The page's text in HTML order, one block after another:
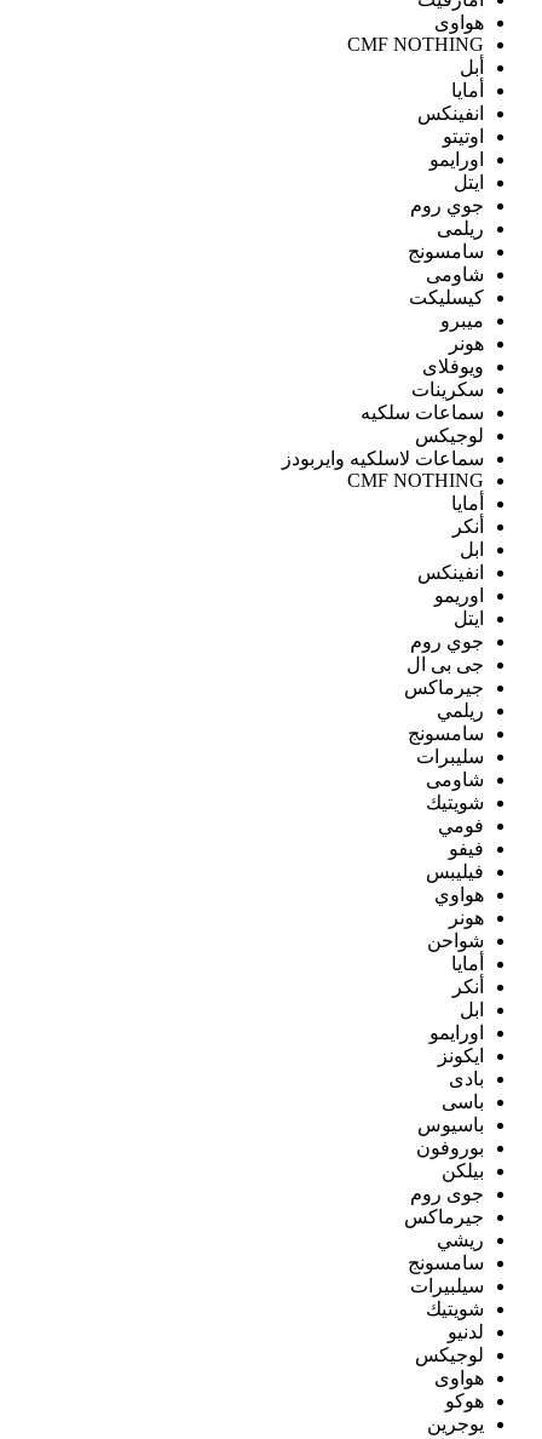
هواوى
CMF NOTHING
أبل
أمايا
انفينكس
اوتيتو
اورايمو
ايتل
جوي روم
ريلمى
سامسونج
شاومى
كيسليكت
ميبرو
هونر
ويوفلاى
سكرينات
سماعات سلكيه
لوجيكس
سماعات لاسلكيه وايربودز
CMF NOTHING
أمايا
أنكر
ابل
انفينكس
اوريمو
ايتل
جوي روم
جى بى ال
جيرماكس
ريلمي
سامسونج
سليبرات
شاومى
شويتيك
فومي
فيفو
فيليبس
هواوي
هونر
شواحن
أمايا
أنكر
ابل
اورايمو
ايكونز
بادى
باسى
باسيوس
بوروفون
بيلكن
جوى روم
جيرماكس
ريشي
سامسونج
سيلبيرات
شويتيك
لدنيو
لوجيكس
هواوى
هوكو
يوجرين